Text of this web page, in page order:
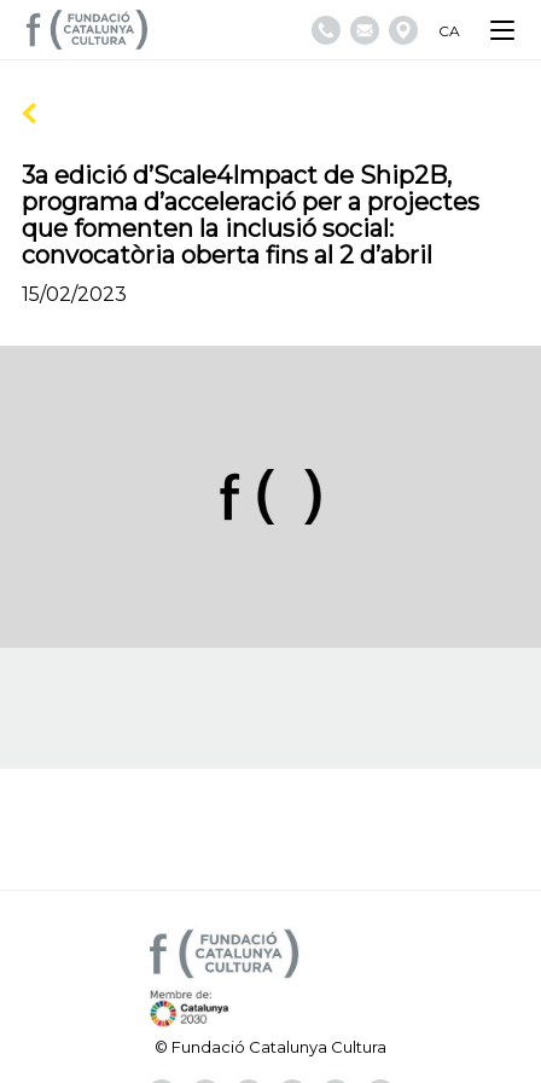
CA
3a edició d’Scale4Impact de Ship2B,
programa d’acceleració per a projectes
que fomenten la inclusió social:
convocatòria oberta fins al 2 d’abril
15/02/2023
© Fundació Catalunya Cultura